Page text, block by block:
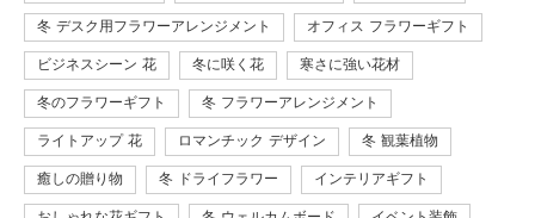
冬 デスク用フラワーアレンジメント オフィス フラワーギフト
ビジネスシーン 花 冬に咲く花 寒さに強い花材
冬のフラワーギフト 冬 フラワーアレンジメント
ライトアップ 花 ロマンチック デザイン 冬 観葉植物
癒しの贈り物 冬 ドライフラワー インテリアギフト